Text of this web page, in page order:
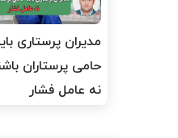
مدیران پرستاری
حامی پرستاران
نه عامل فشار